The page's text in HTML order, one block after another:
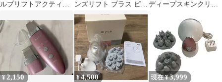
ルプリフトアクティブ
ンズリフト プラス ピン
ク MS-71P ヤーマン
ディープスキンクリア
¥2,150 ¥4,500 現在 ¥3,999